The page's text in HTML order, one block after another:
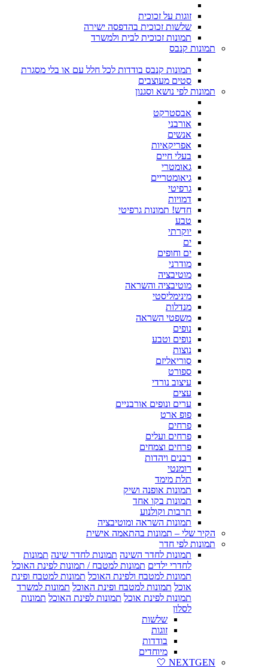
זוגות על זכוכית
שלשות זכוכית בהדפסה ישירה
תמונות זכוכית לבית ולמשרד
תמונות קנבס
תמונות קנבס בודדות לכל חלל עם או בלי מסגרת
סטים מעוצבים
תמונות לפי נושא וסגנון
אבסטרקט
אורבני
אנשים
אפריקאיות
בעלי חיים
גאומטרי
גיאומטריים
גרפיטי
דמויות
חדש! תמונות גרפיטי
טבע
יוקרתי
ים
ים וחופים
מודרני
מוטיבציה
מוטיבציה והשראה
מינימליסטי
מנדלות
משפטי השראה
נופים
נופים וטבע
נוצות
סוריאליזם
ספורט
עיצוב נורדי
עצים
ערים ונופים אורבניים
פופ ארט
פרחים
פרחים ועלים
פרחים וצמחים
רבנים ויהדות
רומנטי
תלת מימד
תמונות אופנה ושיק
תמונות בקו אחד
תרבות וקולנוע
תמונות השראה ומוטיבציה
הקיר שלי – תמונות בהתאמה אישית
תמונות לפי חדר
תמונות לחדר השינה תמונות לחדר שינה תמונות
לחדרי ילדים תמונות למטבח / תמונות לפינת האוכל
תמונות למטבח ולפינת האוכל תמונות למטבח ופינת
אוכל תמונות למטבח ופינת האוכל תמונות למשרד
תמונות לפינת אוכל תמונות לפינת האוכל תמונות
לסלון
שלשות
זוגות
בודדות
מיוחדים
NEXTGEN 🤍